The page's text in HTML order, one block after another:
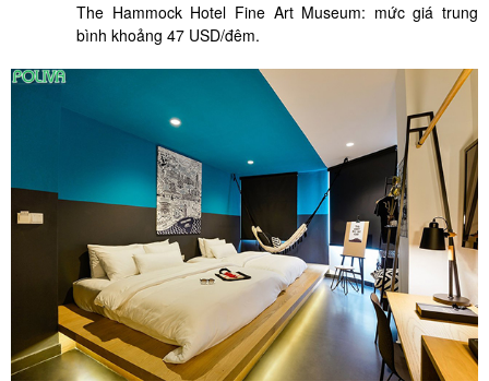
The Hammock Hotel Fine Art Museum: mức giá trung
bình khoảng 47 USD/đêm.